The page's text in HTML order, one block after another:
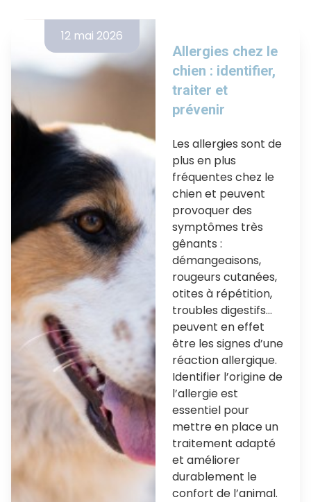
12 mai 2026
Allergies chez le
chien : identifier,
traiter et
prévenir
Les allergies sont de
plus en plus
fréquentes chez le
chien et peuvent
provoquer des
symptômes très
gênants :
démangeaisons,
rougeurs cutanées,
otites à répétition,
troubles digestifs…
peuvent en effet
être les signes d’une
réaction allergique.
Identifier l’origine de
l’allergie est
essentiel pour
mettre en place un
traitement adapté
et améliorer
durablement le
confort de l’animal.